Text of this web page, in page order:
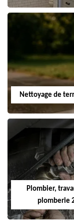
Nettoyage de
Plombier,
plomberie